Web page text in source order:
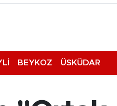
BEYKOZ ÜSKÜDAR